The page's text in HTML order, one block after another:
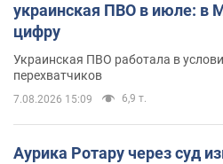
украинская ПВО в июле: в
цифру
Украинская ПВО работала в
перехватчиков
7.08.2026 15:09 6,9 т.
Аурика Ротару через суд